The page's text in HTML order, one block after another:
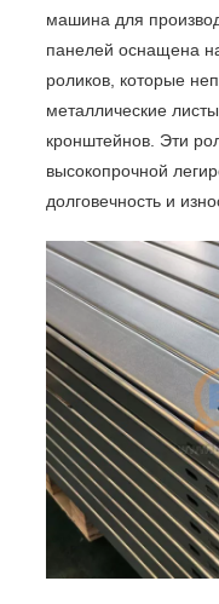
машина для
панелей оснащена
роликов, которые
металлические
кронштейнов. Эти
высокопрочной
долговечность и